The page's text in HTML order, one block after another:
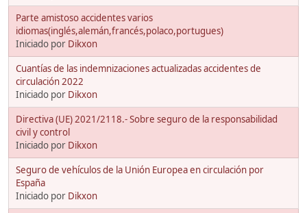
Parte amistoso accidentes varios
idiomas(inglés,alemán,francés,polaco,portugues)
Iniciado por Dikxon
Cuantías de las indemnizaciones actualizadas accidentes de
circulación 2022
Iniciado por Dikxon
Directiva (UE) 2021/2118.- Sobre seguro de la responsabilidad
civil y control
Iniciado por Dikxon
Seguro de vehículos de la Unión Europea en circulación por
España
Iniciado por Dikxon